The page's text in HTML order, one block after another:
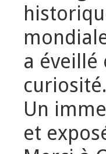
a éveillé
Un
et